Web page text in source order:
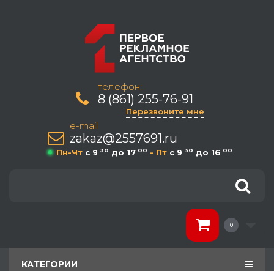
телефон:
8 (861) 255-76-91
Перезвоните мне
e-mail
zakaz@2557691.ru
Пн-Чт c 9 30 до 17 00 - Пт c 9 30 до 16 00
0
КАТЕГОРИИ